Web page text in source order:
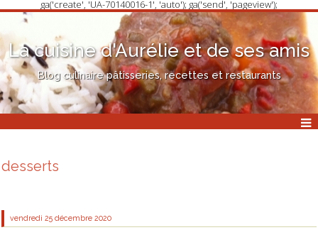
ga('create', 'UA-70140016-1', 'auto'); ga('send', 'pageview');
La cuisine d'Aurélie et de ses amis
Blog culinaire pâtisseries, recettes et restaurants
desserts
vendredi 25 décembre 2020